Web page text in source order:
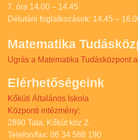
7. óra 14.00 – 14.45
Délutáni foglalkozások: 14.45 –
Matematika
Ugrás a Matematika Tudásközpont
Elérhetőségeink
Kőkúti Általános Iskola
Központi intézmény:
2890 Tata, Kőkút köz 2.
Telefon/fax: 06 34 588 190